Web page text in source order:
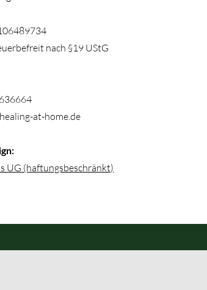
nach §19 UStG
at-home.de
UG (haftungsbeschränkt)